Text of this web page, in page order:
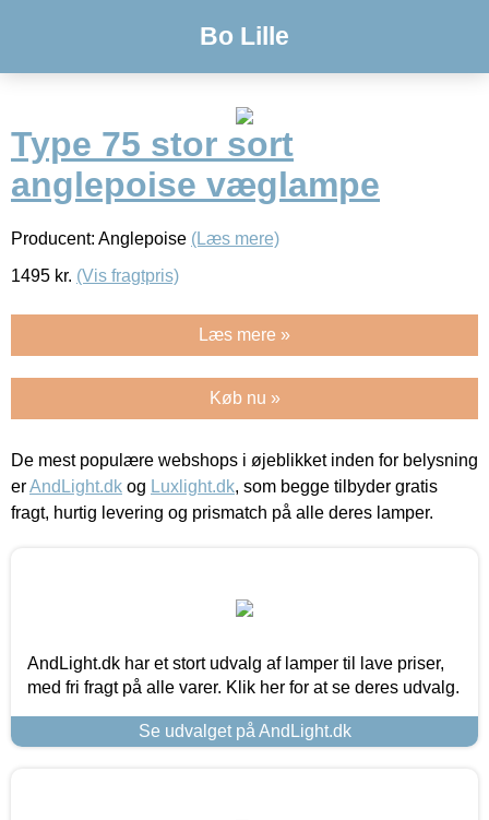
Bo Lille
Type 75 stor sort
anglepoise væglampe
Producent: Anglepoise (Læs mere)
1495 kr. (Vis fragtpris)
Læs mere »
Køb nu »
De mest populære webshops i øjeblikket inden for belysning
erAndLight.dk og Luxlight.dk, som begge tilbyder gratis
fragt, hurtig levering og prismatch på alle deres lamper.
AndLight.dk har et stort udvalg af lamper til lave priser,
med fri fragt på alle varer. Klik her for at se deres udvalg.
Se udvalget på AndLight.dk